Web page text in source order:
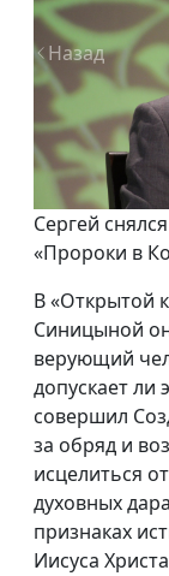
Назад
Сергей
«Пророки в
В «Открытой
Синицыной
верующий
допускает ли
совершил
за обряд и
исцелиться
духовных
признаках
Иисуса